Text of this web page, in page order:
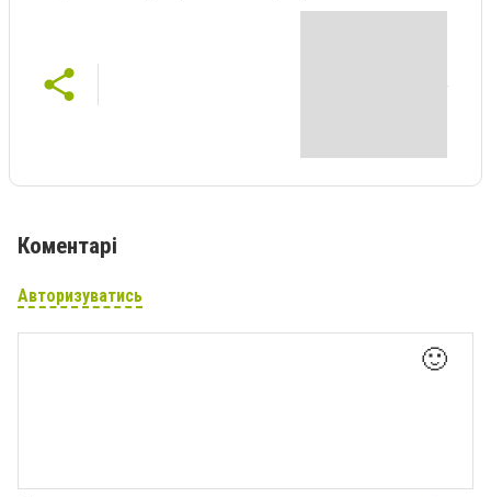
Коментарі
Авторизуватись
🙂